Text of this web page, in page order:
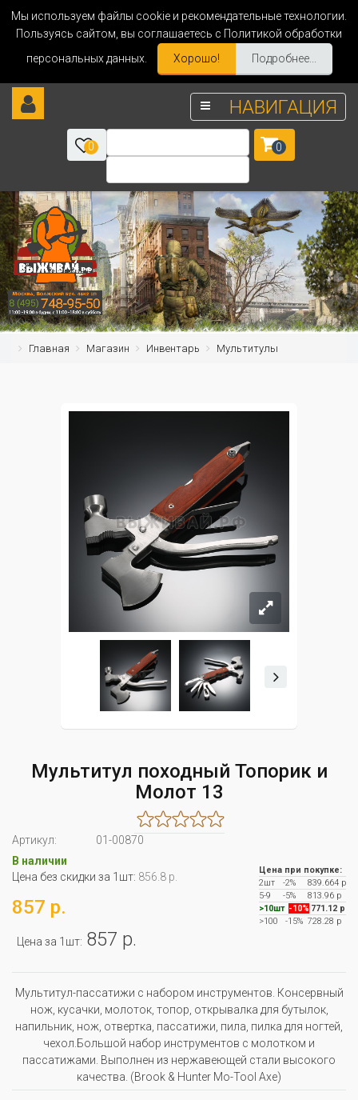
Мы используем файлы cookie и рекомендательные технологии.
Пользуясь сайтом, вы соглашаетесь с Политикой обработки
персональных данных.
Хорошо! Подробнее...
НАВИГАЦИЯ
0 0
Главная Магазин Инвентарь Мультитулы
Мультитул походный Топорик и
Молот 13
Артикул:
01-00870
В наличии
Цена без скидки за 1шт: 856.8 р.
857 р.
Цена за 1шт: 857 р.
Цена при покупке:
2шт
-2%
839.664 р
5-9
-5%
813.96 р
>10шт -10% 771.12 р
>100
-15% 728.28 р
Мультитул-пассатижи с набором инструментов. Консервный
нож, кусачки, молоток, топор, открывалка для бутылок,
напильник, нож, отвертка, пассатижи, пила, пилка для ногтей,
чехол.Большой набор инструментов с молотком и
пассатижами. Выполнен из нержавеющей стали высокого
качества. (Brook & Hunter Mo-Tool Axe)